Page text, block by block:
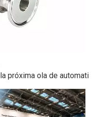
próxima ola de